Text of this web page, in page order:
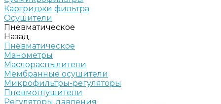
Картриджи фильтра
Осушители
Пневматическое
Назад
Пневматическое
Манометры
Маслораспылители
Мембранные осушители
Микрофильтры-регуляторы
Пневмоглушители
Регуляторы давления